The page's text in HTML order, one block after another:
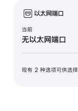
以太网端口
当前
无以太网端口
现有 2 种选项可供选择